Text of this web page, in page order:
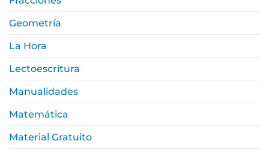
Geometría
La Hora
Lectoescritura
Manualidades
Matemática
Material Gratuito